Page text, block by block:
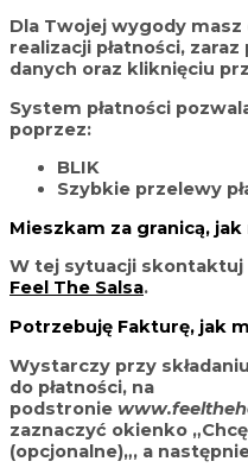
Dla Twojej wygody
realizacji płatności,
danych oraz kliknięciu
System płatności
poprzez:
BLIK
Szybkie przelewy
Mieszkam za granicą,
W tej sytuacji skontaktuj
Feel The Salsa.
Potrzebuję Fakturę, jak
Wystarczy przy
do płatności, na
podstronie
zaznaczyć okienko „
(opcjonalne)„, a